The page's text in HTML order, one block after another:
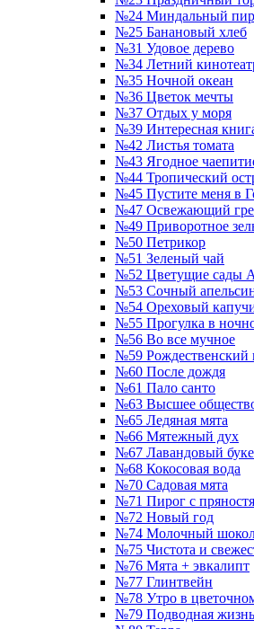
№24 Миндальный
№25 Банановый хлеб
№31 Удовое дерево
№34 Летний
№35 Ночной океан
№36 Цветок мечты
№37 Отдых у моря
№39 Интересная
№42 Листья томата
№43 Ягодное
№44 Тропический
№45 Пустите меня в
№47 Освежающий
№49 Приворотное
№50 Петрикор
№51 Зеленый чай
№52 Цветущие сады
№53 Сочный
№54 Ореховый
№55 Прогулка в
№56 Во все мучное
№59 Рождественский
№60 После дождя
№61 Пало санто
№63 Высшее
№65 Ледяная мята
№66 Мятежный дух
№67 Лавандовый
№68 Кокосовая вода
№70 Садовая мята
№71 Пирог с
№72 Новый год
№74 Молочный
№75 Чистота и
№76 Мята + эвкалипт
№77 Глинтвейн
№78 Утро в
№79 Подводная жизнь